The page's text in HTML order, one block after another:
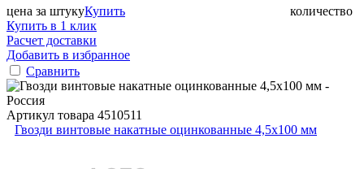
цена за штуку количество
Купить
Купить в 1 клик
Расчет доставки
Добавить в избранное
Сравнить
Артикул товара 4510511
Гвозди винтовые накатные оцинкованные 4,5x100 мм